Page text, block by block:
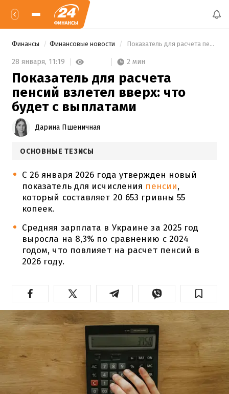
Финансы Финансовые новости Показатель для расчета пенсий взлетел вверх: что будет с выплатами
28 января, 11:19 2 мин
Показатель для расчета
пенсий взлетел вверх: что
будет с выплатами
Дарина Пшеничная
ОСНОВНЫЕ ТЕЗИСЫ
С 26 января 2026 года утвержден новый
показатель для исчисления пенсии,
который составляет 20 653 гривны 55
копеек.
Средняя зарплата в Украине за 2025 год
выросла на 8,3% по сравнению с 2024
годом, что повлияет на расчет пенсий в
2026 году.